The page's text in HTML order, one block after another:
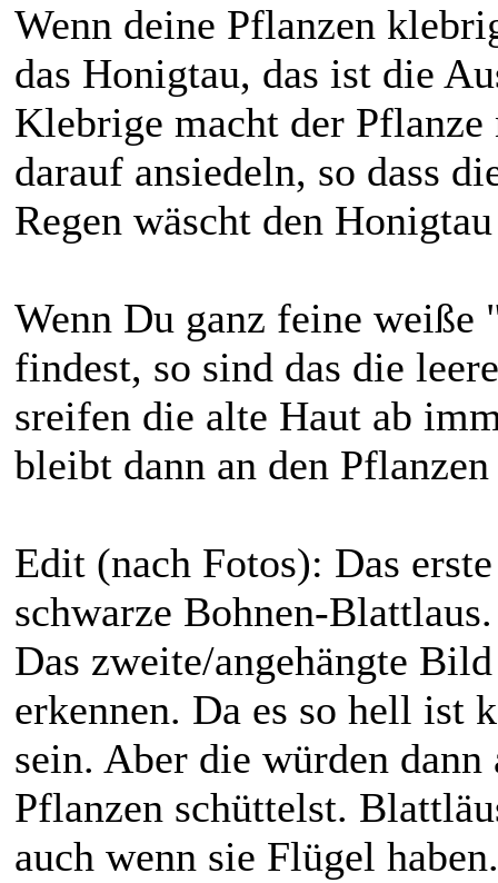
Wenn deine Pflanzen
das Honigtau, das ist die
Klebrige macht der
darauf ansiedeln, so dass
Regen wäscht den
Wenn Du ganz feine weiße
findest, so sind das die
sreifen die alte Haut ab
bleibt dann an den Pflanzen
Edit (nach Fotos): Das
schwarze Bohnen-Blattlaus.
Das zweite/angehängte
erkennen. Da es so hell ist
sein. Aber die würden
Pflanzen schüttelst.
auch wenn sie Flügel haben.